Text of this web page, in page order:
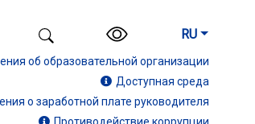
RU
об образовательной организации
Доступная среда
о заработной плате руководителя